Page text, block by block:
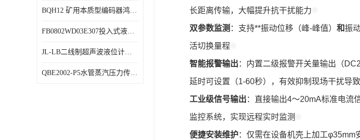
BQH12 矿用本质型编码器鸿泰产品实物展示
FB0802WD03E307投入式液位计鸿泰产品选型参数
JL-LB二线制超声波液位计鸿泰产品外形美观大方
QBE2002-P5水管蒸汽压力传感器西门子产品技术规格
长距离传输，大幅提升抗干扰能力
双参数监测 ：支持**振动位移（峰-峰值） 和振
活切换量程
智能报警输出 ：内置二级报警开关量输出（
延时可设置（1-60秒），有效抑制现场干扰导
工业级信号输出 ：直接输出4～20mA标准电流
监控系统，实现远程实时监测
便捷安装维护：仅需在设备机壳上加工φ35mm